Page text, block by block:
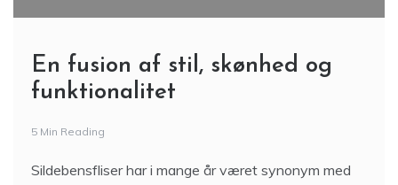
En fusion af stil, skønhed og
funktionalitet
5 Min Reading
Sildebensfliser har i mange år været synonym med